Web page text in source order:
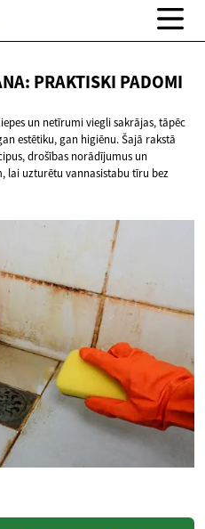
PRAKTISKI PADOMI
un netīrumi viegli sakrājas, tāpēc
estētiku, gan higiēnu. Šajā rakstā
drošības norādījumus un
lai uzturētu vannasistabu tīru bez